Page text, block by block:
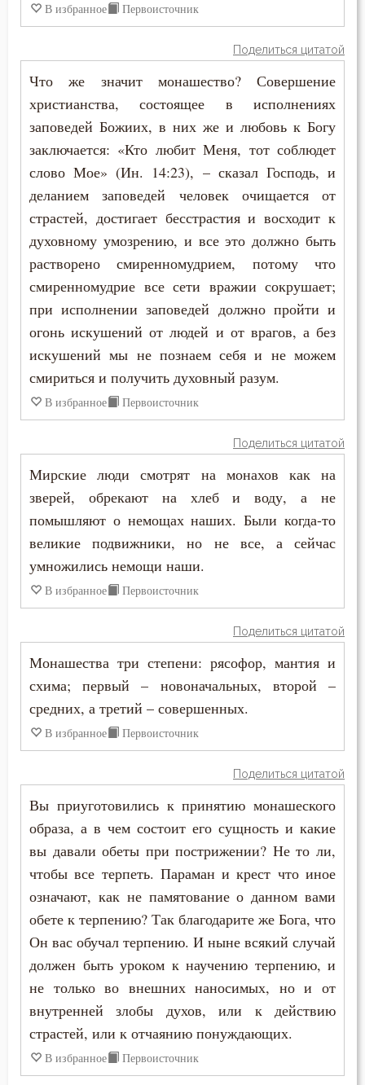
В избранное Первоисточник
Поделиться цитатой
Что же значит монашество? Совершение
христианства, состоящее в исполнениях
заповедей Божиих, в них же и любовь к Богу
заключается: «Кто любит Меня, тот соблюдет
слово Мое» (Ин. 14:23), – сказал Господь, и
деланием заповедей человек очищается от
страстей, достигает бесстрастия и восходит к
духовному умозрению, и все это должно быть
растворено смиренномудрием, потому что
смиренномудрие все сети вражии сокрушает;
при исполнении заповедей должно пройти и
огонь искушений от людей и от врагов, а без
искушений мы не познаем себя и не можем
смириться и получить духовный разум.
В избранное Первоисточник
Поделиться цитатой
Мирские люди смотрят на монахов как на
зверей, обрекают на хлеб и воду, а не
помышляют о немощах наших. Были когда-то
великие подвижники, но не все, а сейчас
умножились немощи наши.
В избранное Первоисточник
Поделиться цитатой
Монашества три степени: рясофор, мантия и
схима; первый – новоначальных, второй –
средних, а третий – совершенных.
В избранное Первоисточник
Поделиться цитатой
Вы приуготовились к принятию монашеского
образа, а в чем состоит его сущность и какие
вы давали обеты при пострижении? Не то ли,
чтобы все терпеть. Параман и крест что иное
означают, как не памятование о данном вами
обете к терпению? Так благодарите же Бога, что
Он вас обучал терпению. И ныне всякий случай
должен быть уроком к научению терпению, и
не только во внешних наносимых, но и от
внутренней злобы духов, или к действию
страстей, или к отчаянию понуждающих.
В избранное Первоисточник